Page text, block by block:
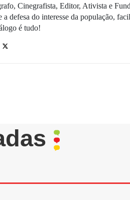
Cinegrafista, Editor, Ativista e
a defesa do interesse da população,
é tudo!